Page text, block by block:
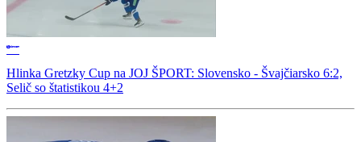
Hlinka Gretzky Cup na JOJ ŠPORT: Slovensko - Švajčiarsko 6:2,
Selič so štatistikou 4+2